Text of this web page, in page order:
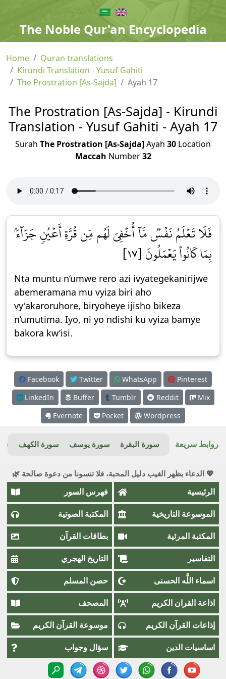
The Noble Qur'an Encyclopedia
Home
Quran translations
Kirundi Translation - Yusuf Gahiti
The Prostration [As-Sajda]
Ayah 17
The Prostration [As-Sajda] - Kirundi
Translation - Yusuf Gahiti - Ayah 17
Surah The Prostration [As-Sajda]Ayah 30 Location
Maccah Number32
فَلَا تَعۡلَمُ نَفۡسٞ مَّآ أُخۡفِيَ لَهُم مِّن قُرَّةِ أَعۡيُنٖ جَزَآءَۢ
بِمَا كَانُواْ يَعۡمَلُونَ [١٧]
Nta muntu n’umwe rero azi ivyategekanirijwe
abemeramana mu vyiza biri aho
vy'akaroruhore, biryoheye ijisho bikeza
n’umutima. Iyo, ni yo ndishi ku vyiza bamye
bakora kw’isi.
Facebook Twitter WhatsApp
Pinterest
LinkedIn
Buffer Tumblr Reddit
Mix
Evernote
Pocket Wordpress
روابط سريعة سورة البقرة سورة يوسف سورة الكهف
💖 الدعاء بظهر الغيب دليل المحبة، فلا تنسونا من دعوة صالحة 🌿
الرئيسية فهرس السور
الموسوعة التاريخية المكتبة الصوتية
المكتبة المرئية بطاقات القرآن
التفاسير التاريخ الهجري
اسماء اللَّٰه الحسنى حصن المسلم
اذاعة القران الكريم المصحف
إذاعات القرآن الكريم موسوعة القرآن الكريم
اساسيات الدين سؤال وجواب